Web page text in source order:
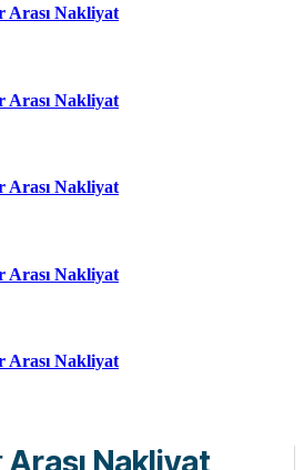
Arası Nakliyat
Arası Nakliyat
Arası Nakliyat
Arası Nakliyat
Arası Nakliyat